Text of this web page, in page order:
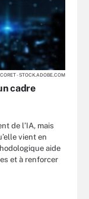
- STOCK.ADOBE.COM
cadre
de l’IA, mais
vient en
aide
et à renforcer